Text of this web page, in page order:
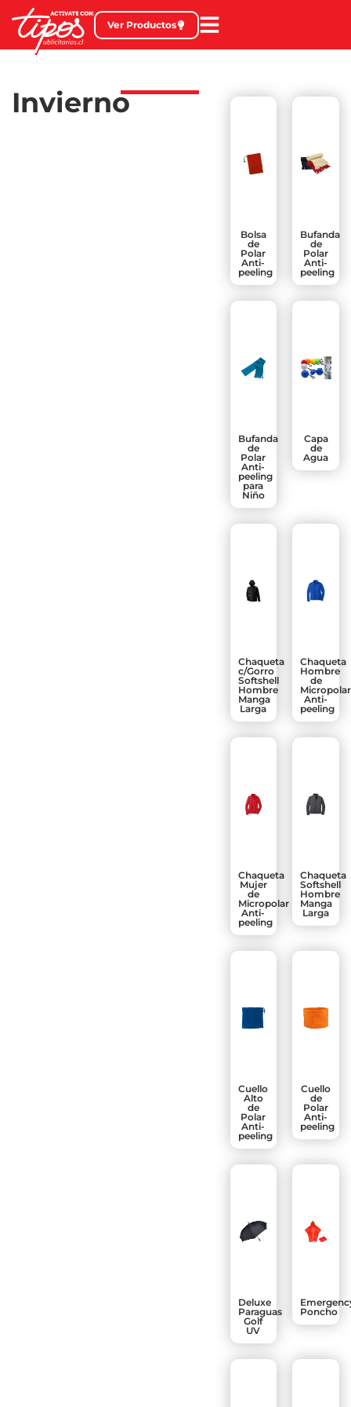
Ver Productos
Invierno
Bolsa
de
Polar
Anti-
peeling
Bufanda
de
Polar
Anti-
peeling
Bufanda
de
Polar
Anti-
peeling
para
Niño
Capa
de
Agua
Chaqueta
c/Gorro
Softshell
Hombre
Manga
Larga
Chaqueta
Hombre
de
Micropolar
Anti-
peeling
Chaqueta
Mujer
de
Micropolar
Anti-
peeling
Chaqueta
Softshell
Hombre
Manga
Larga
Cuello
Alto
de
Polar
Anti-
peeling
Cuello
de
Polar
Anti-
peeling
Deluxe
Paraguas
Golf
UV
Poncho